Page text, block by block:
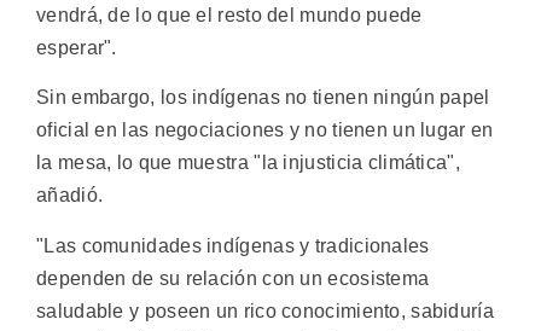
vendrá, de lo que el resto del mundo puede
esperar".
Sin embargo, los indígenas no tienen ningún papel
oficial en las negociaciones y no tienen un lugar en
la mesa, lo que muestra "la injusticia climática",
añadió.
"Las comunidades indígenas y tradicionales
dependen de su relación con un ecosistema
saludable y poseen un rico conocimiento, sabiduría